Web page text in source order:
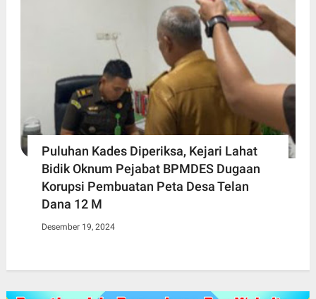
Puluhan Kades Diperiksa, Kejari Lahat
Bidik Oknum Pejabat BPMDES Dugaan
Korupsi Pembuatan Peta Desa Telan
Dana 12 M
Desember 19, 2024